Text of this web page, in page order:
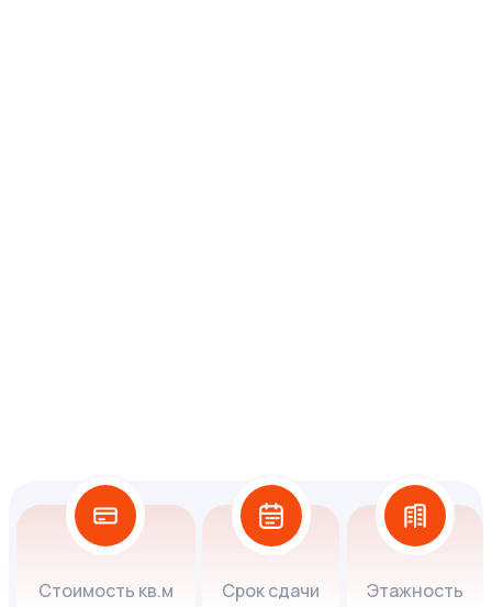
Стоимость кв.м Срок сдачи Этажность